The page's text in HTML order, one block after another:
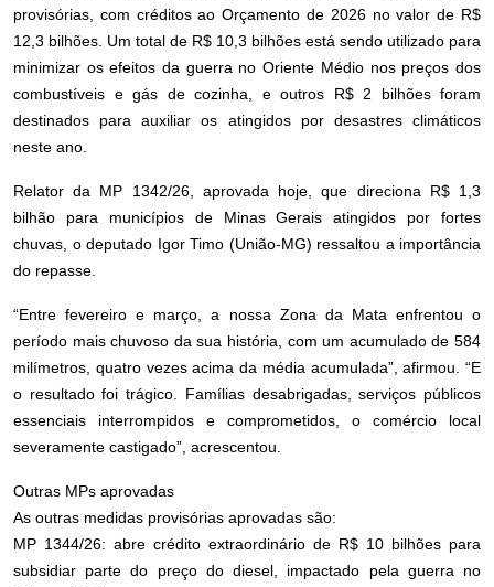
provisórias, com créditos ao Orçamento de 2026 no valor de R$
12,3 bilhões. Um total de R$ 10,3 bilhões está sendo utilizado para
minimizar os efeitos da guerra no Oriente Médio nos preços dos
combustíveis e gás de cozinha, e outros R$ 2 bilhões foram
destinados para auxiliar os atingidos por desastres climáticos
neste ano.
Relator da MP 1342/26, aprovada hoje, que direciona R$ 1,3
bilhão para municípios de Minas Gerais atingidos por fortes
chuvas, o deputado Igor Timo (União-MG) ressaltou a importância
do repasse.
“Entre fevereiro e março, a nossa Zona da Mata enfrentou o
período mais chuvoso da sua história, com um acumulado de 584
milímetros, quatro vezes acima da média acumulada”, afirmou. “E
o resultado foi trágico. Famílias desabrigadas, serviços públicos
essenciais interrompidos e comprometidos, o comércio local
severamente castigado”, acrescentou.
Outras MPs aprovadas
As outras medidas provisórias aprovadas são:
MP 1344/26: abre crédito extraordinário de R$ 10 bilhões para
subsidiar parte do preço do diesel, impactado pela guerra no